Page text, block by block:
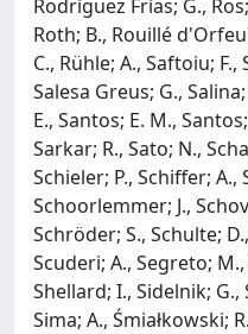
Rodríguez Frías; G.,
Roth; B., Rouillé
C., Rühle; A., Saftoiu; F.,
Salesa Greus; G., Salina;
E., Santos; E. M.,
Sarkar; R., Sato; N.,
Schieler; P., Schiffer;
Schoorlemmer; J.,
Schröder; S., Schulte;
Scuderi; A., Segreto;
Shellard; I., Sidelnik; G.,
Sima; A., Śmiałkowski;